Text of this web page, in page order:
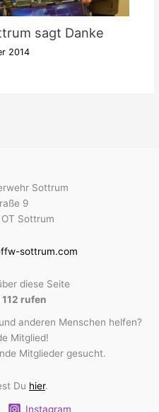
sagt Danke
2014
Sottrum
9
OT Sottrum
sottrum.com
diese Seite
rufen
anderen Menschen helfen?
Mitglied!
Mitglieder gesucht.
Du hier.
Instagram